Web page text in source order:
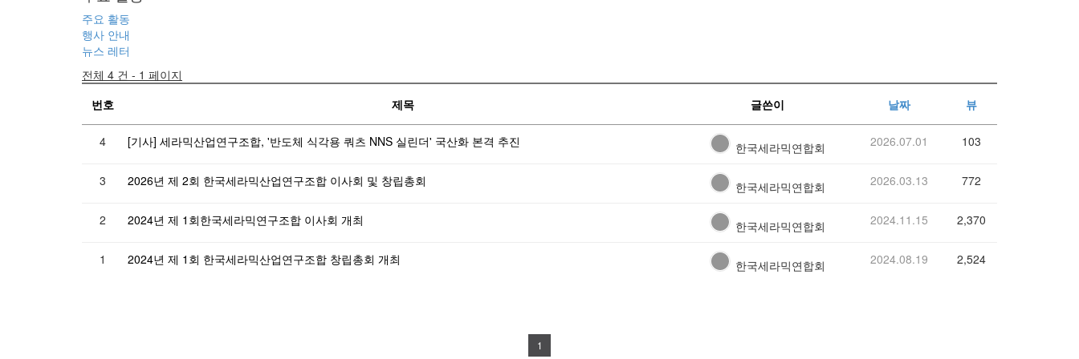
주요 활동
행사 안내
뉴스 레터
전체 4 건 - 1 페이지
번호
제목 글쓴이 날짜 뷰
4 [기사] 세라믹산업연구조합, '반도체 식각용 쿼츠 NNS 실린더' 국산화 본격 추진 한국세라믹연합회 2026.07.01 103
3 2026년 제 2회 한국세라믹산업연구조합 이사회 및 창립총회 한국세라믹연합회 2026.03.13 772
2 2024년 제 1회한국세라믹연구조합 이사회 개최 한국세라믹연합회 2024.11.15 2,370
1 2024년 제 1회 한국세라믹산업연구조합 창립총회 개최 한국세라믹연합회 2024.08.19 2,524
1